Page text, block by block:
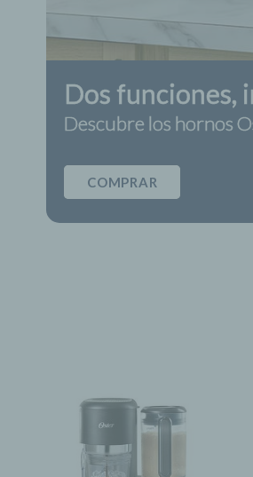
Dos funciones,
Descubre los hornos
COMPRAR